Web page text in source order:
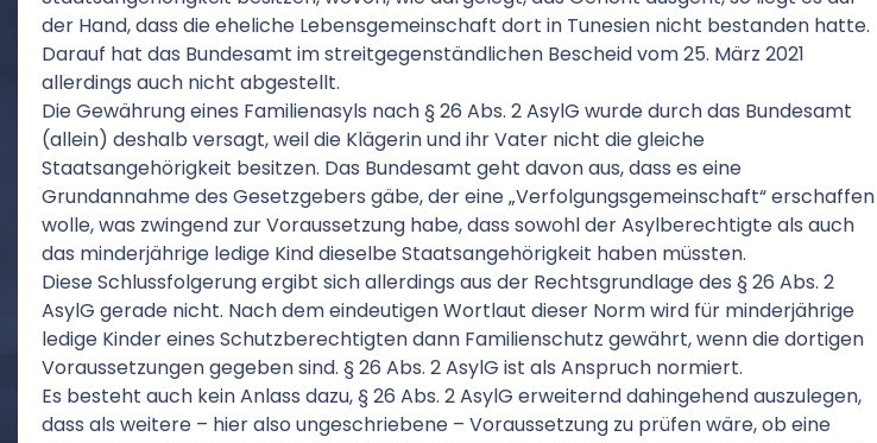
der Hand, dass die eheliche Lebensgemeinschaft dort in Tunesien nicht bestanden hatte.
Darauf hat das Bundesamt im streitgegenständlichen Bescheid vom 25. März 2021
allerdings auch nicht abgestellt.
Die Gewährung eines Familienasyls nach § 26 Abs. 2 AsylG wurde durch das Bundesamt
(allein) deshalb versagt, weil die Klägerin und ihr Vater nicht die gleiche
Staatsangehörigkeit besitzen. Das Bundesamt geht davon aus, dass es eine
Grundannahme des Gesetzgebers gäbe, der eine „Verfolgungsgemeinschaft“ erschaffen
wolle, was zwingend zur Voraussetzung habe, dass sowohl der Asylberechtigte als auch
das minderjährige ledige Kind dieselbe Staatsangehörigkeit haben müssten.
Diese Schlussfolgerung ergibt sich allerdings aus der Rechtsgrundlage des § 26 Abs. 2
AsylG gerade nicht. Nach dem eindeutigen Wortlaut dieser Norm wird für minderjährige
ledige Kinder eines Schutzberechtigten dann Familienschutz gewährt, wenn die dortigen
Voraussetzungen gegeben sind. § 26 Abs. 2 AsylG ist als Anspruch normiert.
Es besteht auch kein Anlass dazu, § 26 Abs. 2 AsylG erweiternd dahingehend auszulegen,
dass als weitere – hier also ungeschriebene – Voraussetzung zu prüfen wäre, ob eine